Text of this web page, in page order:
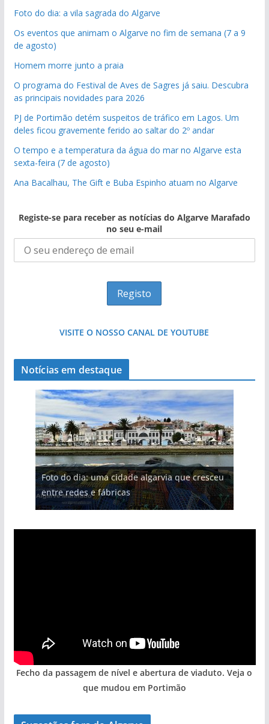
Foto do dia: a vila sagrada do Algarve
Os eventos que animam o Algarve no fim de semana (7 a 9
de agosto)
Homem morre junto a praia
O programa do Festival de Aves de Sagres já saiu. Descubra
as principais novidades para 2026
PJ de Portimão detém suspeitos de tráfico em Lagos. Um
deles ficou gravemente ferido ao saltar do 2º andar
O tempo e a temperatura da água do mar no Algarve esta
sexta-feira (7 de agosto)
Ana Bacalhau, The Gift e Buba Espinho atuam no Algarve
Registe-se para receber as notícias do Algarve Marafado
no seu e-mail
VISITE O NOSSO CANAL DE YOUTUBE
Notícias em destaque
Foto do dia: uma cidade algarvia que cresceu
entre redes e fábricas
Milagre da água. Fontes emblemáticas do
Algarve voltam a ter vida (com vídeo)
Tempestades roubam areia de praias e põem
arribas em risco no Algarve (com vídeo)
Tapas do mar a 3 euros cada. Nova rota
gastronómica nasce no Algarve
Projeto milionário: investimento de 108
milhões de euros na construção de dois
hotéis (com vídeo)
Fecho da passagem de nível e abertura de viaduto. Veja o
que mudou em Portimão